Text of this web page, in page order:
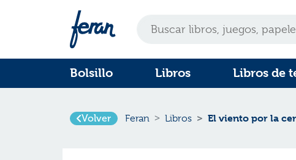
Bolsillo Libros Libros de
Volver Feran Libros El viento por la